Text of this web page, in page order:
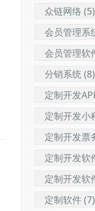
众链网络 (5)
会员管理系
会员管理软
分销系统(8)
定制开发
定制开发小
定制开发票
定制开发软
定制开发软
定制软件(7)